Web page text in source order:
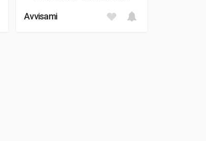
Avvisami